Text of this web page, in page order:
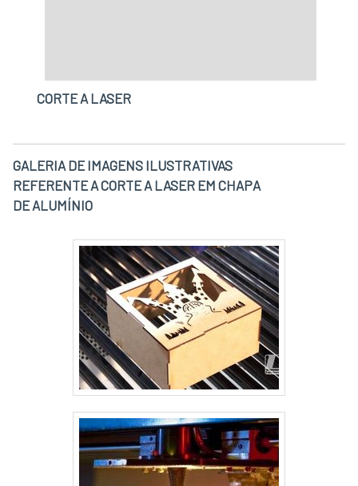
CORTE A LASER
GALERIA DE IMAGENS ILUSTRATIVAS
REFERENTE A CORTE A LASER EM CHAPA
DE ALUMÍNIO